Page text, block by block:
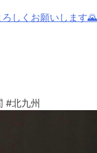
しくお願いします🌄
#北九州